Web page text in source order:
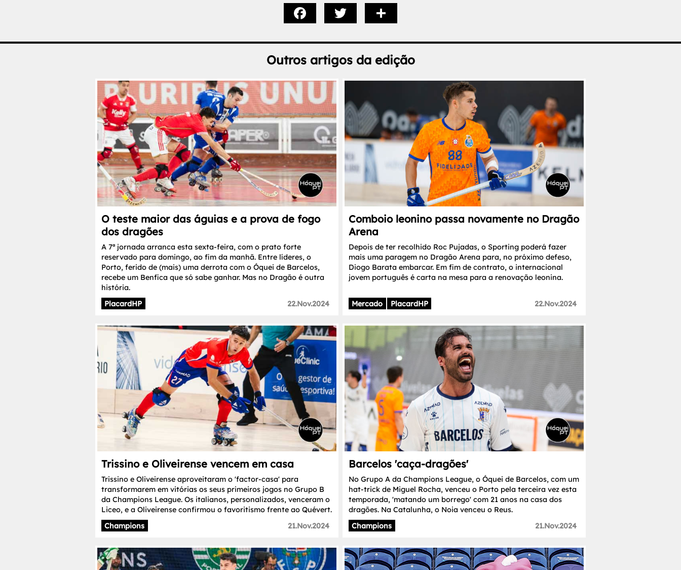
Outros artigos da edição
O teste maior das águias e a prova de fogo
dos dragões
A 7ª jornada arranca esta sexta-feira, com o prato forte
reservado para domingo, ao fim da manhã. Entre líderes, o
Porto, ferido de (mais) uma derrota com o Óquei de Barcelos,
recebe um Benfica que só sabe ganhar. Mas no Dragão é outra
história.
PlacardHP
22.Nov.2024
Comboio leonino passa novamente no Dragão
Arena
Depois de ter recolhido Roc Pujadas, o Sporting poderá fazer
mais uma paragem no Dragão Arena para, no próximo defeso,
Diogo Barata embarcar. Em fim de contrato, o internacional
jovem português é carta na mesa para a renovação leonina.
Mercado PlacardHP 22.Nov.2024
Trissino e Oliveirense vencem em casa
Trissino e Oliveirense aproveitaram o 'factor-casa' para
transformarem em vitórias os seus primeiros jogos no Grupo B
da Champions League. Os italianos, personalizados, venceram o
Liceo, e a Oliveirense confirmou o favoritismo frente ao Quévert.
Champions
21.Nov.2024
Barcelos 'caça-dragões'
No Grupo A da Champions League, o Óquei de Barcelos, com um
hat-trick de Miguel Rocha, venceu o Porto pela terceira vez esta
temporada, 'matando um borrego' com 21 anos na casa dos
dragões. Na Catalunha, o Noia venceu o Reus.
Champions
21.Nov.2024